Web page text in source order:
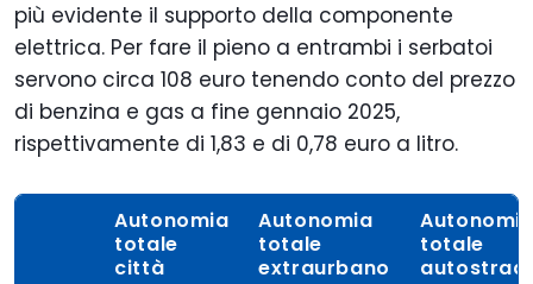
più evidente il supporto della componente
elettrica. Per fare il pieno a entrambi i serbatoi
servono circa 108 euro tenendo conto del prezzo
di benzina e gas a fine gennaio 2025,
rispettivamente di 1,83 e di 0,78 euro a litro.
Autonomia
totale
città
Autonomia
totale
extraurbano
totale